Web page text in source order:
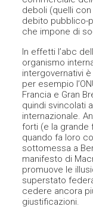
deboli (quelli
debito pubblico-
che impone di
In effetti l’abc
organismo
intergovernativi
per esempio
Francia e Gran
quindi svincolati
internazionale.
forti (e la grande
quando fa loro
sottomessa a
manifesto di
promuove le
superstato
cedere ancora
giustificazioni.